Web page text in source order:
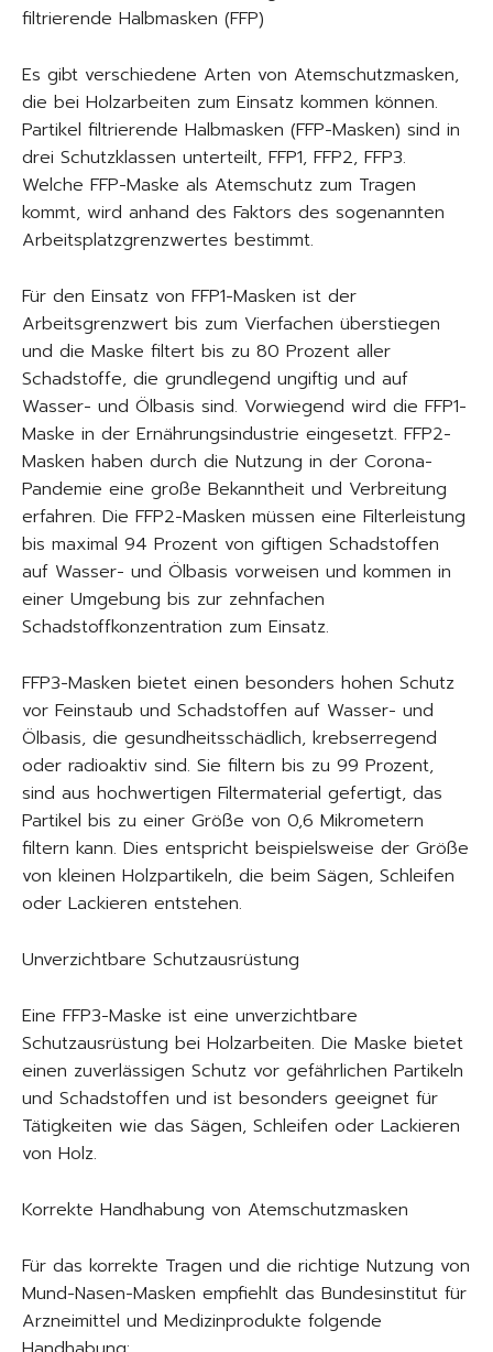
filtrierende Halbmasken (FFP)
Es gibt verschiedene Arten von Atemschutzmasken,
die bei Holzarbeiten zum Einsatz kommen können.
Partikel filtrierende Halbmasken (FFP-Masken) sind in
drei Schutzklassen unterteilt, FFP1, FFP2, FFP3.
Welche FFP-Maske als Atemschutz zum Tragen
kommt, wird anhand des Faktors des sogenannten
Arbeitsplatzgrenzwertes bestimmt.
Für den Einsatz von FFP1-Masken ist der
Arbeitsgrenzwert bis zum Vierfachen überstiegen
und die Maske filtert bis zu 80 Prozent aller
Schadstoffe, die grundlegend ungiftig und auf
Wasser- und Ölbasis sind. Vorwiegend wird die FFP1-
Maske in der Ernährungsindustrie eingesetzt. FFP2-
Masken haben durch die Nutzung in der Corona-
Pandemie eine große Bekanntheit und Verbreitung
erfahren. Die FFP2-Masken müssen eine Filterleistung
bis maximal 94 Prozent von giftigen Schadstoffen
auf Wasser- und Ölbasis vorweisen und kommen in
einer Umgebung bis zur zehnfachen
Schadstoffkonzentration zum Einsatz.
FFP3-Masken bietet einen besonders hohen Schutz
vor Feinstaub und Schadstoffen auf Wasser- und
Ölbasis, die gesundheitsschädlich, krebserregend
oder radioaktiv sind. Sie filtern bis zu 99 Prozent,
sind aus hochwertigen Filtermaterial gefertigt, das
Partikel bis zu einer Größe von 0,6 Mikrometern
filtern kann. Dies entspricht beispielsweise der Größe
von kleinen Holzpartikeln, die beim Sägen, Schleifen
oder Lackieren entstehen.
Unverzichtbare Schutzausrüstung
Eine FFP3-Maske ist eine unverzichtbare
Schutzausrüstung bei Holzarbeiten. Die Maske bietet
einen zuverlässigen Schutz vor gefährlichen Partikeln
und Schadstoffen und ist besonders geeignet für
Tätigkeiten wie das Sägen, Schleifen oder Lackieren
von Holz.
Korrekte Handhabung von Atemschutzmasken
Für das korrekte Tragen und die richtige Nutzung von
Mund-Nasen-Masken empfiehlt das Bundesinstitut für
Arzneimittel und Medizinprodukte folgende